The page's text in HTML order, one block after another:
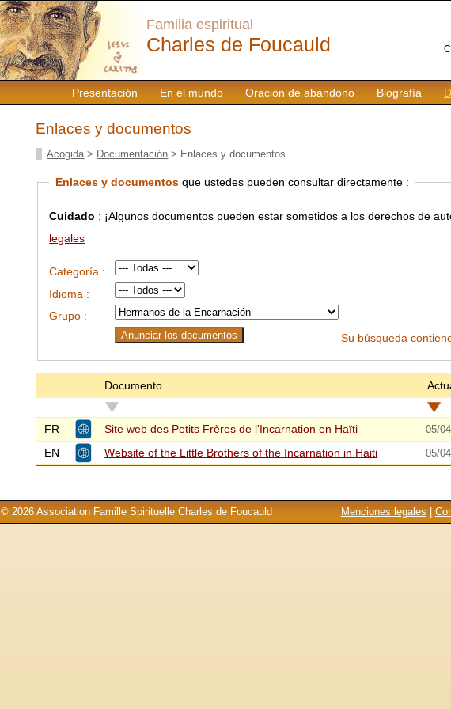
Presentación En el mundo Oración de abandono Biografía
Familia espiritual
Charles de Foucauld
Enlaces y documentos
Acogida > Documentación > Enlaces y documentos
Enlaces y documentosque ustedes pueden consultar directamente :
Cuidado : ¡Algunos documentos pueden estar sometidos a los derechos de
legales
Categoría :
Idioma :
Grupo :
Su búsqueda
Documento
FR Site web des Petits Frères de l'Incarnation en Haïti 05/
EN Website of the Little Brothers of the Incarnation in Haiti 05/
Menciones legales
© 2026 Association Famille Spirituelle Charles de Foucauld